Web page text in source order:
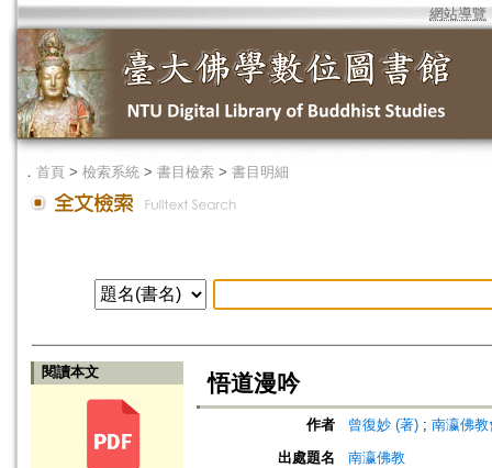
網站導覽
． 首頁 > 檢索系統 > 書目檢索 > 書目明細
閱讀本文 悟道漫吟
作者 曾復妙 (著) ; 南瀛佛
出處題名
南瀛佛教